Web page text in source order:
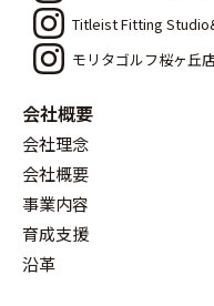
Titleist Fitting
モリタゴルフ桜ヶ丘
会社概要
会社理念
会社概要
事業内容
育成支援
沿革